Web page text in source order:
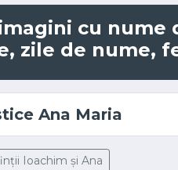
cu nume
zile de nume,
Ana Maria
Ioachim și Ana